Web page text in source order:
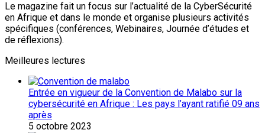
Le magazine fait un focus sur l’actualité de la CyberSécurité
en Afrique et dans le monde et organise plusieurs activités
spécifiques (conférences, Webinaires, Journée d’études et
de réflexions).
Meilleures lectures
Entrée en vigueur de la Convention de Malabo sur la
cybersécurité en Afrique : Les pays l’ayant ratifié 09 ans
après
5 octobre 2023